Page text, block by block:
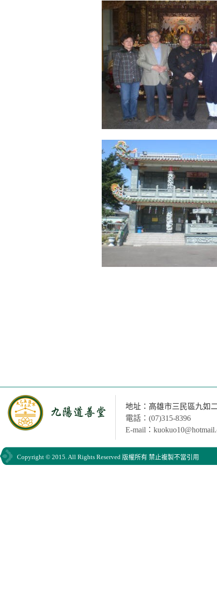
地址：高雄市三民區九如
電話：(07)315-8396
E-mail：
Copyright © 2015. All Rights Reserved 版權所有 禁止複製不當引用